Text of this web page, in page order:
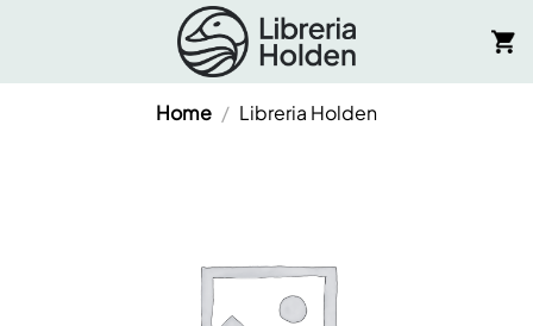
Home / Libreria Holden